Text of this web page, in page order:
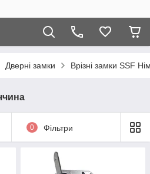
Дверні замки Врізні замки SSF
0 Фільтри